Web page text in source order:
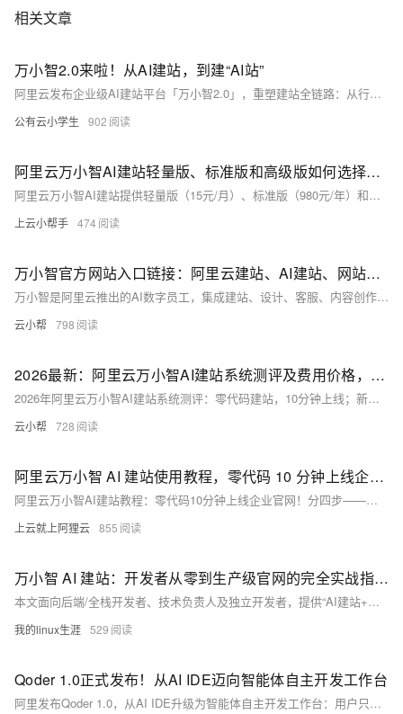
相关文章
万小智2.0来啦！从AI建站，到建“AI站”
阿里云发布企业级AI建站平台「万小智2.0」，重塑建站全链路：从行业定制化生成、参考网站一键复刻，到ICP备案、部署上线、可视化运营后台一站式打通，真正实现“想法→上线→经营”闭环。
公有云小学生 902
阿里云万小智AI建站轻量版、标准版和高级版如何选择？有什么区别？
阿里云万小智AI建站提供轻量版（15元/月）、标准版（980元/年）和高级版（1980元/年）三档，支持对话式建站、可视化编辑与创意模式。功能逐级增强：含存储、CDN、多语言、支付插件等，资源配额与灵敏感值递增。新用户注册即赠.cn域名，在阿里云Club中心可领优惠券。万小智官网：https://t.aliyun.com/U/FmBHHe
上云小帮手 474
万小智官方网站入口链接：阿里云建站、AI建站、网站建设费用价格全解析
万小智是阿里云推出的AI数字员工，集成建站、设计、客服、内容创作于一体，支持对话式建站、AI配图与多语言生成，预置千套模板，可视化拖拽操作，助力企业低成本快速搭建品牌官网。
云小帮 798
2026最新：阿里云万小智AI建站系统测评及费用价格，15元AI建站免费送CN域名
2026年阿里云万小智AI建站系统测评：零代码建站，10分钟上线；新客享15元首月、年付180元，赠.CN域名+SSL证书；集成AI建站、配图、客服、内容创作四大能力，覆盖多行业模板，访问速度0.8秒，稳定性99.9%。
云小帮 728
阿里云万小智 AI 建站使用教程，零代码 10 分钟上线企业官网
阿里云万小智AI建站教程：零代码10分钟上线企业官网！分四步——准备（域名+备案）、设计（选模板+拖拽控件）、发布（绑定域名+HTTPS）、推广（SEO+流量分析）。全程可视化操作，新手也能快速上手。
上云就上阿狸云 855
万小智 AI 建站：开发者从零到生产级官网的完全实战指南
本文面向后端/全栈开发者、技术负责人及独立开发者，提供“AI建站+定制开发+生产运维”一体化工作流。10分钟生成官网骨架，支持代码嵌入、域名备案、Webhook集成与多语言部署，大幅降低交付与维护成本，让开发者专注核心业务逻辑。（239字）
我的linux生涯 529
Qoder 1.0正式发布！从AI IDE迈向智能体自主开发工作台
阿里发布Qoder 1.0，从AI IDE升级为智能体自主开发工作台：用户只需定义需求，Agent团队即可“自动驾驶”，完成执行、验证与交付全流程。支持Windows/macOS/Linux，集成Quest独立视窗、跨项目并行、团队知识引擎及可定制专家团。